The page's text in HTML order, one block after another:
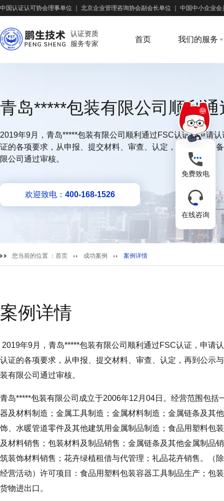
中国认证认可协会理事单位 北京企业管理咨询协会副会长单位 中国中小企业会
认证资质
服务专家
首页 我们的服务
青岛*****包装有限公司顺利
2019年9月，青岛*****包装有限公司顺利通过FSC认证，申请
证的各项要求，从申报、提交材料、审查、认定，再到公示与
限公司通过审核。
欢迎致电： 400-168-1526
您当前的位置 ： 首页 成功案例 案例详情
案例详情
2019年9月，青岛*****包装有限公司顺利通过FSC认证，申请
认证的各项要求，从申报、提交材料、审查、认定，再到公示
装有限公司通过审核。
青岛*****包装有限公司成立于2006年12月04日。经营范围包
器及材料制造；金属工具制造；金属材料制造；金属链条及其
饰、水暖管道零件及其他建筑用金属制品制造；食品用塑料包
及材料销售；包装材料及制品销售；金属链条及其他金属制品
筑装饰材料销售；花卉绿植租借与代管理；礼品花卉销售。（
经营活动）许可项目：食品用塑料包装容器工具制品生产；包
货物进出口。
免费致电
在线咨询